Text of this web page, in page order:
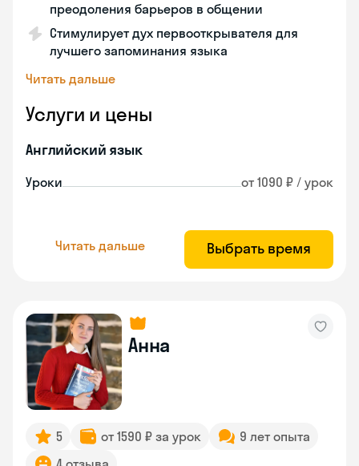
преодоления барьеров в общении
Стимулирует дух первооткрывателя для
лучшего запоминания языка
Читать дальше
Услуги и цены
Английский язык
Уроки от 1090 ₽ / урок
Читать дальше Выбрать время
Анна
5 от 1590 ₽ за урок
9 лет опыта